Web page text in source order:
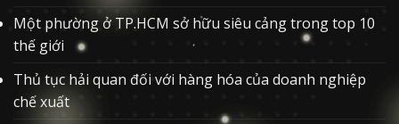
Một phường ở TP.HCM sở hữu siêu cảng trong top 10
thế giới
Thủ tục hải quan đối với hàng hóa của doanh nghiệp
chế xuất